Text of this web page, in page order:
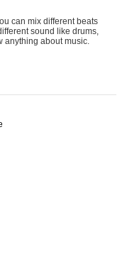
can mix different beats
sound like drums,
anything about music.